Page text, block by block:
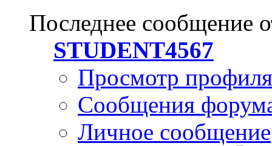
Последнее сообщение
STUDENT4567
Просмотр профиля
Сообщения
Личное сообщение